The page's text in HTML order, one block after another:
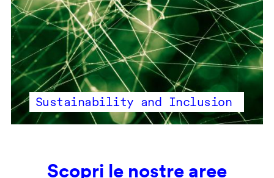
Sustainability and Inclusion
Scopri le nostre aree